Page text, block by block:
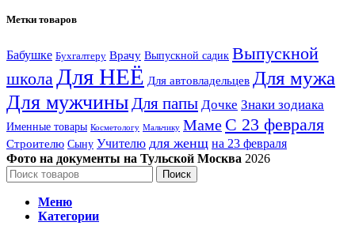
Метки товаров
Бабушке Бухгалтеру Врачу Выпускной садик Выпускной
школа Для НЕЁ Для автовладельцев Для мужа
Для мужчины Для папы Дочке Знаки зодиака
Именные товары Косметологу Мальчику Маме С 23 февраля
Строителю Сыну Учителю для женщ на 23 февраля
Фото на документы на Тульской Москва 2026
Поиск
Меню
Категории